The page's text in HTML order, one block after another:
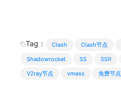
Tag： Clash Clash节点
Shadowrocket
SS SSR
V2ray节点
vmess 免费节点